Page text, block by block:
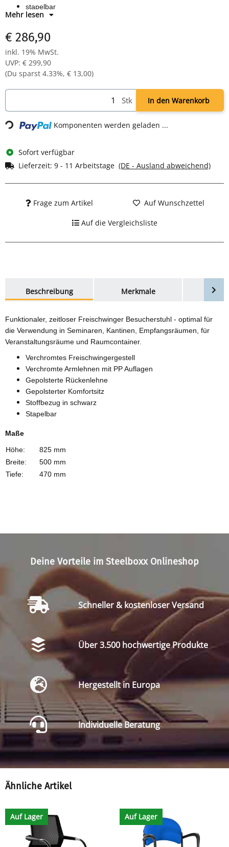
stapelbar
Höhe: 470/825 x Breite: 500 x Tiefe 470 mm
Mehr lesen
€ 286,90
inkl. 19% MwSt.
UVP: € 299,90
(Du sparst 4.33%, € 13,00)
Stk In den Warenkorb
Loading... Komponenten werden geladen ...
Sofort verfügbar
Lieferzeit: 9 - 11 Arbeitstage (DE - Ausland abweichend)
Frage zum Artikel Auf Wunschzettel
Auf die Vergleichsliste
Beschreibung
Merkmale
Funktionaler, zeitloser Freischwinger Besucherstuhl - optimal für
die Verwendung in Seminaren, Kantinen, Empfangsräumen, für
Veranstaltungsräume und Raumcontainer.
Verchromtes Freischwingergestell
Verchromte Armlehnen mit PP Auflagen
Gepolsterte Rückenlehne
Gepolsterter Komfortsitz
Stoffbezug in schwarz
Stapelbar
Maße
Höhe:
825 mm
Breite:
500 mm
Tiefe:
470 mm
Deine Vorteile im Steelboxx Onlineshop
Schneller & kostenloser Versand
Über 3.500 hochwertige Produkte
Hergestellt in Europa
Individuelle Beratung
Ähnliche Artikel
Auf Lager Auf Lager